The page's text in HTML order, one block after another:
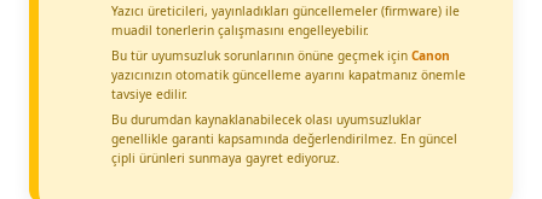
Yazıcı üreticileri, yayınladıkları güncellemeler (firmware) ile
muadil tonerlerin çalışmasını engelleyebilir.
Bu tür uyumsuzluk sorunlarının önüne geçmek için Canon
yazıcınızın otomatik güncelleme ayarını kapatmanız önemle
tavsiye edilir.
Bu durumdan kaynaklanabilecek olası uyumsuzluklar
genellikle garanti kapsamında değerlendirilmez. En güncel
çipli ürünleri sunmaya gayret ediyoruz.